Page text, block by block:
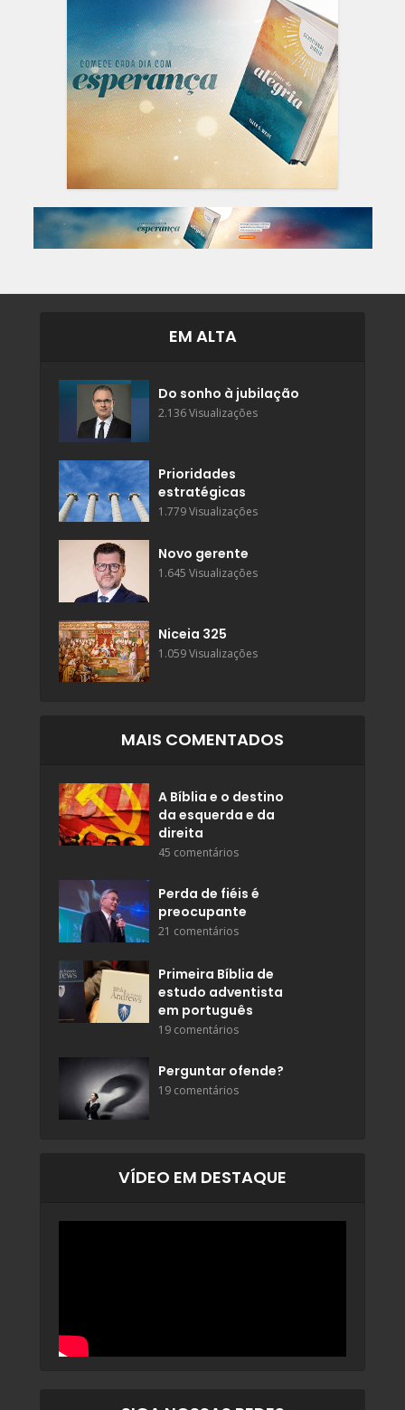
EM ALTA
Do sonho à jubilação
2.136 Visualizações
Prioridades
estratégicas
1.779 Visualizações
Novo gerente
1.645 Visualizações
Niceia 325
1.059 Visualizações
MAIS COMENTADOS
A Bíblia e o destino
da esquerda e da
direita
45 comentários
Perda de fiéis é
preocupante
21 comentários
Primeira Bíblia de
estudo adventista
em português
19 comentários
Perguntar ofende?
19 comentários
VÍDEO EM DESTAQUE